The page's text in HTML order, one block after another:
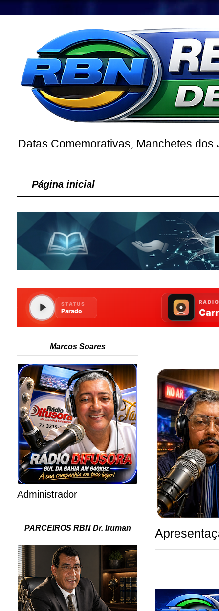
Datas Comemorativas, Manchetes
Página inicial
Marcos Soares
Administrador
PARCEIROS RBN Dr. Iruman